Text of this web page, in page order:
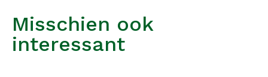
Misschien ook
interessant